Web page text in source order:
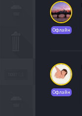
Офлайн
Офлайн